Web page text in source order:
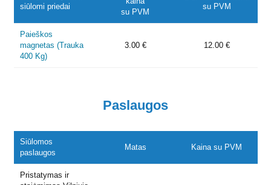
siūlomi priedai
su PVM
su PVM
Paieškos
magnetas (Trauka
400 Kg)
3.00 € 12.00 €
Paslaugos
Siūlomos
paslaugos
Matas Kaina su PVM
Pristatymas ir